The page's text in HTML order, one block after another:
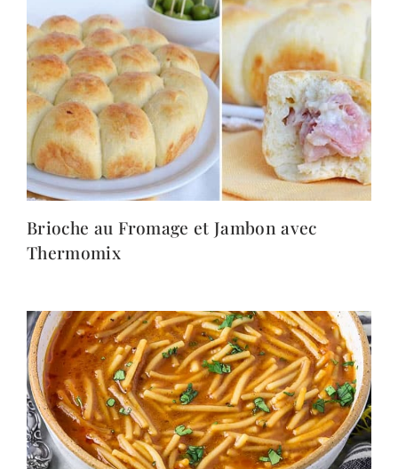
Brioche au Fromage et Jambon avec
Thermomix